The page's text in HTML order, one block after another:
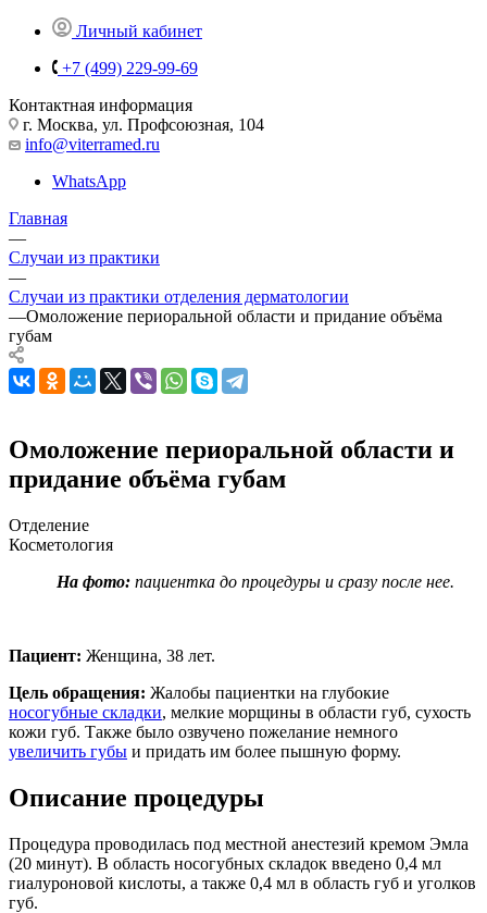
Личный кабинет
+7 (499) 229-99-69
Контактная информация
г. Москва, ул. Профсоюзная, 104
info@viterramed.ru
WhatsApp
Главная
—
Случаи из практики
—
Случаи из практики отделения дерматологии
—Омоложение периоральной области и придание объёма
губам
Омоложение периоральной области и
придание объёма губам
Отделение
Косметология
На фото: пациентка до процедуры и сразу после нее.
Пациент: Женщина, 38 лет.
Цель обращения: Жалобы пациентки на глубокие
носогубные складки, мелкие морщины в области губ, сухость
кожи губ. Также было озвучено пожелание немного
увеличить губы и придать им более пышную форму.
Описание процедуры
Процедура проводилась под местной анестезий кремом Эмла
(20 минут). В область носогубных складок введено 0,4 мл
гиалуроновой кислоты, а также 0,4 мл в область губ и уголков
губ.